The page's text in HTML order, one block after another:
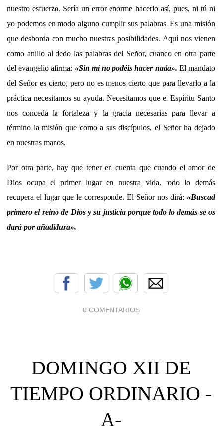
nuestro esfuerzo. Sería un error enorme hacerlo así, pues, ni tú ni
yo podemos en modo alguno cumplir sus palabras. Es una misión
que desborda con mucho nuestras posibilidades. Aquí nos vienen
como anillo al dedo las palabras del Señor, cuando en otra parte
del evangelio afirma: «Sin mí no podéis hacer nada». El mandato
del Señor es cierto, pero no es menos cierto que para llevarlo a la
práctica necesitamos su ayuda. Necesitamos que el Espíritu Santo
nos conceda la fortaleza y la gracia necesarias para llevar a
término la misión que como a sus discípulos, el Señor ha dejado
en nuestras manos.
Por otra parte, hay que tener en cuenta que cuando el amor de
Dios ocupa el primer lugar en nuestra vida, todo lo demás
recupera el lugar que le corresponde. El Señor nos dirá: «Buscad
primero el reino de Dios y su justicia porque todo lo demás se os
dará por añadidura».
0 COMENTARIOS
DOMINGO XII DE
TIEMPO ORDINARIO -
A-